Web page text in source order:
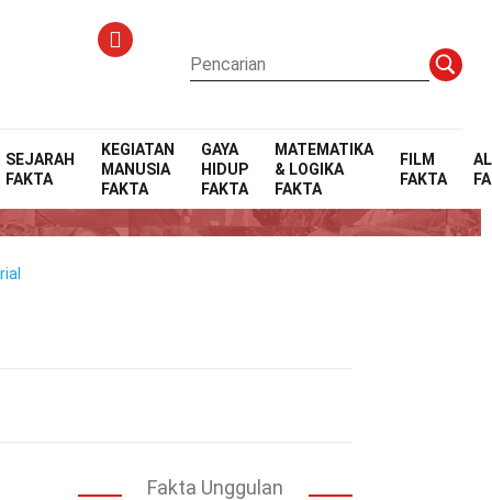
SEJARAH
FAKTA
KEGIATAN
MANUSIA
FAKTA
GAYA
HIDUP
FAKTA
MATEMATIKA
& LOGIKA
FAKTA
FILM
FAKTA
Fakta Unggulan